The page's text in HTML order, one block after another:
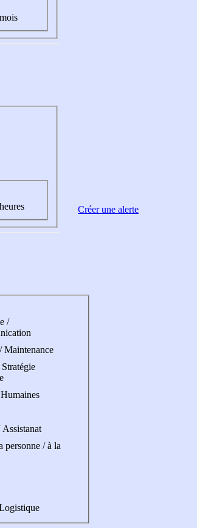
mois
heures
/
Maintenance
Assistanat
personne / à la
Créer une alerte